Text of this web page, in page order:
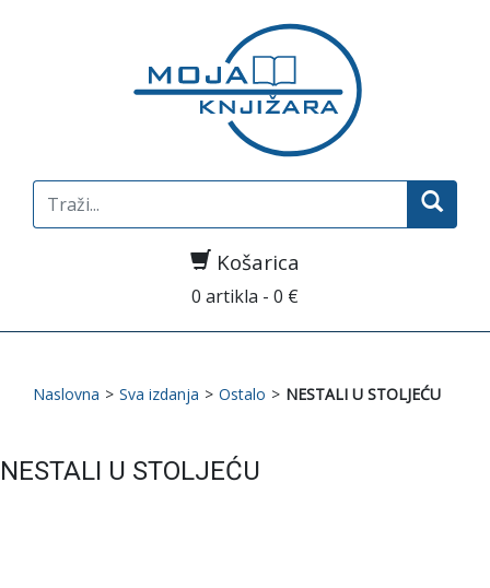
Search
for:
Košarica
0 artikla - 0 €
Naslovna > Sva izdanja > Ostalo > NESTALI U STOLJEĆU
NESTALI U STOLJEĆU